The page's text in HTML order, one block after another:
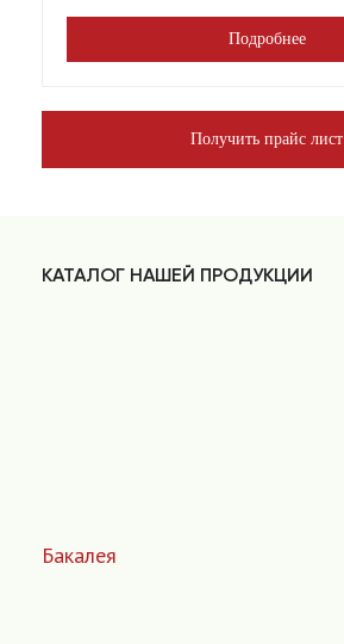
Подробнее
Получить прайс лист
КАТАЛОГ НАШЕЙ ПРОДУКЦИИ
Бакалея